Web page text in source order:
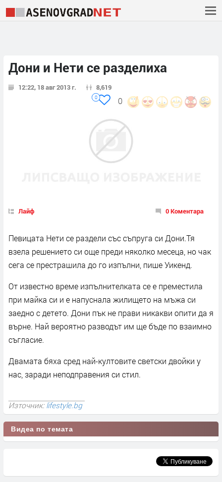
Дони и Нети се разделиха
12:22, 18 авг 2013 г. 8,619
0
0
Лайф 0 Коментара
Певицата Нети се раздели със съпруга си Дони.Тя
взела решението си още преди няколко месеца, но чак
сега се престрашила до го изпълни, пише Уикенд.
От известно време изпълнителката се е преместила
при майка си и е напуснала жилището на мъжа си
заедно с детето. Дони пък не прави никакви опити да я
върне. Най вероятно разводът им ще бъде по взаимно
съгласие.
Двамата бяха сред най-култовите светски двойки у
нас, заради неподправения си стил.
Източник:lifestyle.bg
Видеа по темата